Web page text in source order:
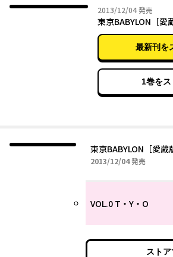
2013/12/042013年12
発売
東京BABYLON［愛
最新刊を
1巻を
東京BABYLON［愛蔵
2013/12/042013年12月
発売
VOL.0 T・Y・O
スト